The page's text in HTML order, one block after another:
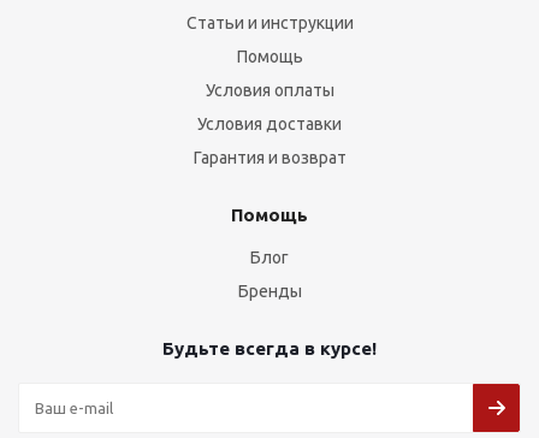
Статьи и инструкции
Помощь
Условия оплаты
Условия доставки
Гарантия и возврат
Помощь
Блог
Бренды
Будьте всегда в курсе!